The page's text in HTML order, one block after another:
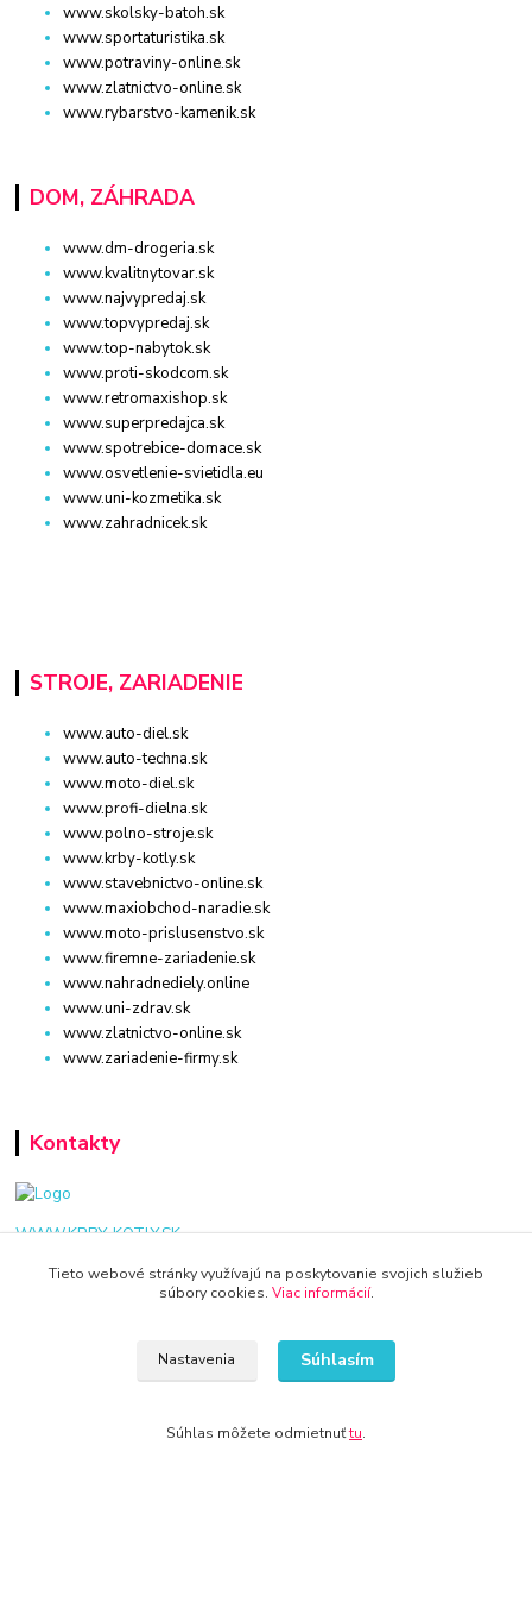
www.skolsky-batoh.sk
www.sportaturistika.sk
www.potraviny-online.sk
www.zlatnictvo-online.sk
www.rybarstvo-kamenik.sk
DOM, ZÁHRADA
www.dm-drogeria.sk
www.kvalitnytovar.sk
www.najvypredaj.sk
www.topvypredaj.sk
www.top-nabytok.sk
www.proti-skodcom.sk
www.retromaxishop.sk
www.superpredajca.sk
www.spotrebice-domace.sk
www.osvetlenie-svietidla.eu
www.uni-kozmetika.sk
www.zahradnicek.sk
STROJE, ZARIADENIE
www.auto-diel.sk
www.auto-techna.sk
www.moto-diel.sk
www.profi-dielna.sk
www.polno-stroje.sk
www.krby-kotly.sk
www.stavebnictvo-online.sk
www.maxiobchod-naradie.sk
www.moto-prislusenstvo.sk
www.firemne-zariadenie.sk
www.nahradnediely.online
www.uni-zdrav.sk
www.zlatnictvo-online.sk
www.zariadenie-firmy.sk
Kontakty
WWW.KRBY-KOTLY.SK
Tieto webové stránky využívajú na poskytovanie svojich služieb
súbory cookies. Viac informácií.
Nastavenia Súhlasím
Súhlas môžete odmietnuťtu.